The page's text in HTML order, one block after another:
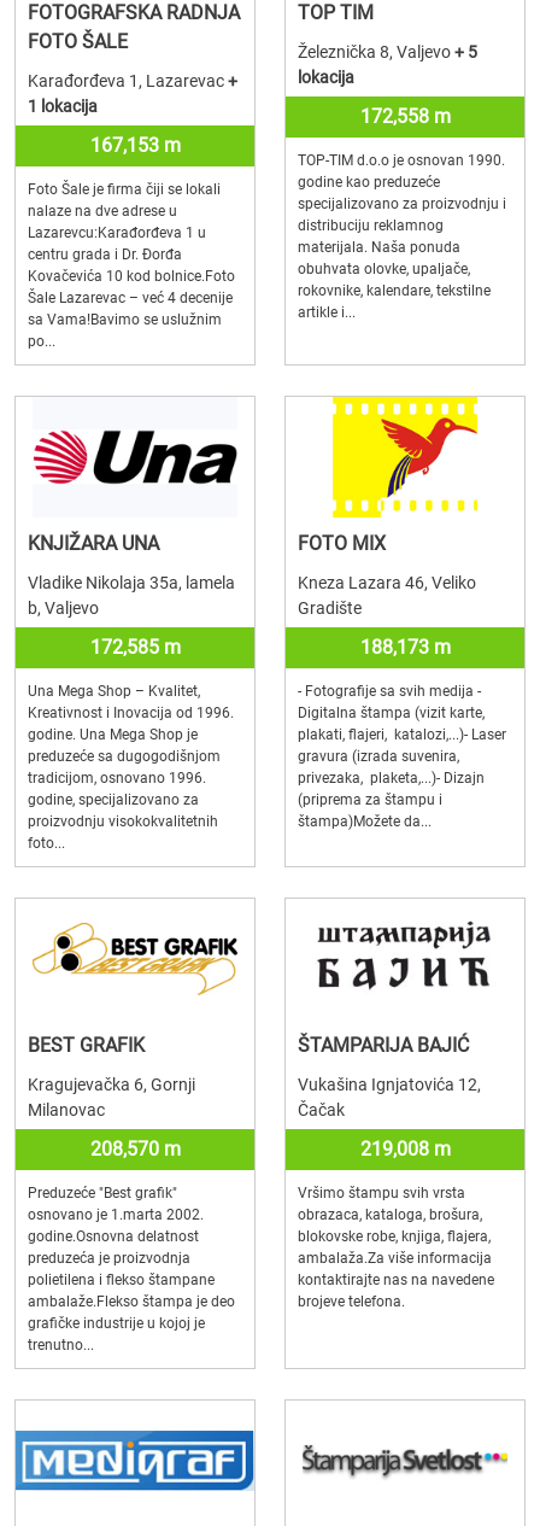
FOTOGRAFSKA RADNJA
FOTO ŠALE
Karađorđeva 1, Lazarevac+
1 lokacija
167,153 m
Foto Šale je firma čiji se lokali
nalaze na dve adrese u
Lazarevcu:Karađorđeva 1 u
centru grada i Dr. Đorđa
Kovačevića 10 kod bolnice.Foto
Šale Lazarevac – već 4 decenije
sa Vama!Bavimo se uslužnim
po...
TOP TIM
Železnička 8, Valjevo+ 5
lokacija
172,558 m
TOP-TIM d.o.o je osnovan 1990.
godine kao preduzeće
specijalizovano za proizvodnju i
distribuciju reklamnog
materijala. Naša ponuda
obuhvata olovke, upaljače,
rokovnike, kalendare, tekstilne
artikle i...
KNJIŽARA UNA
Vladike Nikolaja 35a, lamela
b, Valjevo
172,585 m
Una Mega Shop – Kvalitet,
Kreativnost i Inovacija od 1996.
godine. Una Mega Shop je
preduzeće sa dugogodišnjom
tradicijom, osnovano 1996.
godine, specijalizovano za
proizvodnju visokokvalitetnih
foto...
FOTO MIX
Kneza Lazara 46, Veliko
Gradište
188,173 m
- Fotografije sa svih medija -
Digitalna štampa (vizit karte,
plakati, flajeri, katalozi,...)- Laser
gravura (izrada suvenira,
privezaka, plaketa,...)- Dizajn
(priprema za štampu i
štampa)Možete da...
BEST GRAFIK
Kragujevačka 6, Gornji
Milanovac
208,570 m
Preduzeće "Best grafik"
osnovano je 1.marta 2002.
godine.Osnovna delatnost
preduzeća je proizvodnja
polietilena i flekso štampane
ambalaže.Flekso štampa je deo
grafičke industrije u kojoj je
trenutno...
ŠTAMPARIJA BAJIĆ
Vukašina Ignjatovića 12,
Čačak
219,008 m
Vršimo štampu svih vrsta
obrazaca, kataloga, brošura,
blokovske robe, knjiga, flajera,
ambalaža.Za više informacija
kontaktirajte nas na navedene
brojeve telefona.